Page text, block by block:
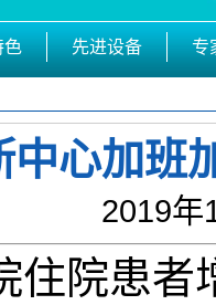
色 先进设备 专
中心加班
2019
住院患